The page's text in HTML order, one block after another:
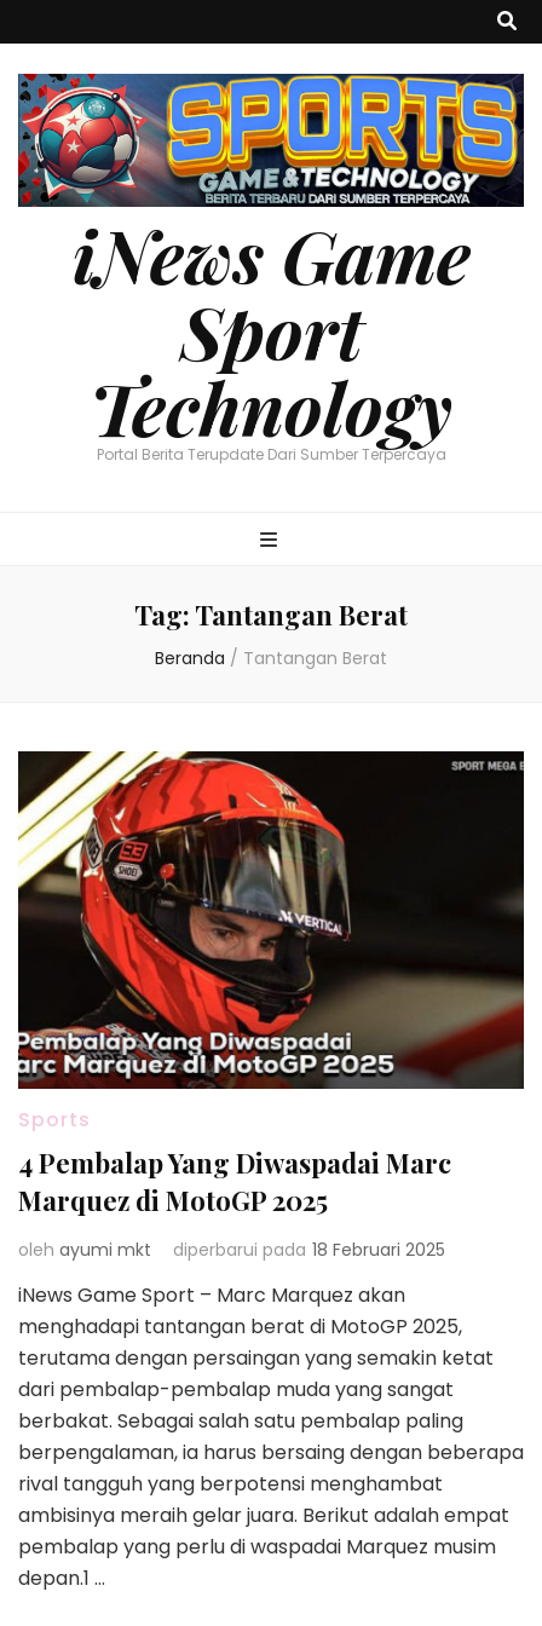
iNews Game
Sport
Technology
Portal Berita Terupdate Dari Sumber Terpercaya
Tag: Tantangan Berat
Beranda / Tantangan Berat
Sports
4 Pembalap Yang Diwaspadai Marc
Marquez di MotoGP 2025
oleh ayumi mkt diperbarui pada 18 Februari 2025
iNews Game Sport – Marc Marquez akan
menghadapi tantangan berat di MotoGP 2025,
terutama dengan persaingan yang semakin ketat
dari pembalap-pembalap muda yang sangat
berbakat. Sebagai salah satu pembalap paling
berpengalaman, ia harus bersaing dengan beberapa
rival tangguh yang berpotensi menghambat
ambisinya meraih gelar juara. Berikut adalah empat
pembalap yang perlu di waspadai Marquez musim
depan.1 …